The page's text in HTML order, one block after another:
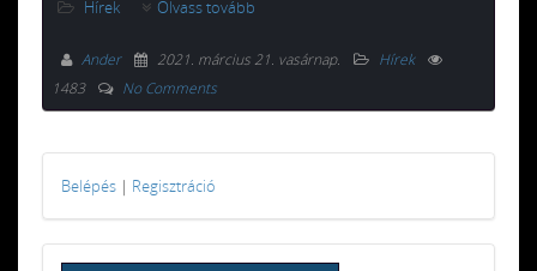
Hírek Olvass tovább
Ander 2021. március 21. vasárnap.
Hírek
1483
No Comments
Belépés | Regisztráció